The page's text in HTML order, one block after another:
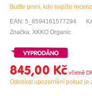
Buďte první, kdo napíše
EAN: 5_8594161577294
Značka: XKKO Organic
845,00 Kč
Odebírat upozornění pokud je